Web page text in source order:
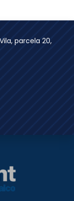
parcela 20,